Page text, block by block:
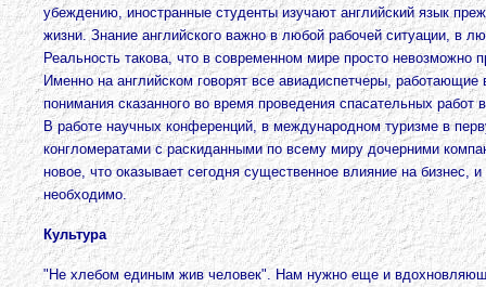
убеждению, иностранные студенты изучают английский язык
жизни. Знание английского важно в любой рабочей ситуации, в
Реальность такова, что в современном мире просто
Именно на английском говорят все авиадиспетчеры,
понимания сказанного во время проведения спасательных
В работе научных конференций, в международном туризме в
конгломератами с раскиданными по всему миру дочерними
новое, что оказывает сегодня существенное влияние на
необходимо.
Культура
"Не хлебом единым жив человек". Нам нужно еще и